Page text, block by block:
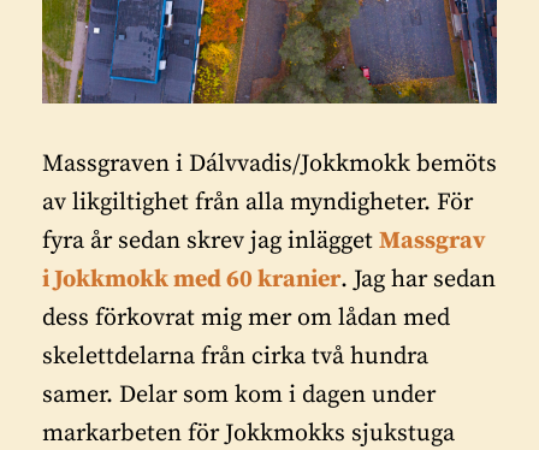
Massgraven i Dálvvadis/Jokkmokk bemöts
av likgiltighet från alla myndigheter. För
fyra år sedan skrev jag inlägget Massgrav
i Jokkmokk med 60 kranier. Jag har sedan
dess förkovrat mig mer om lådan med
skelettdelarna från cirka två hundra
samer. Delar som kom i dagen under
markarbeten för Jokkmokks sjukstuga